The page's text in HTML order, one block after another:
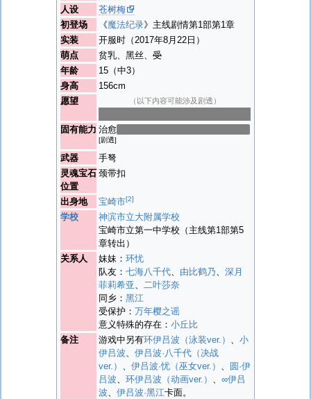
人设
苍树梅
初登场
《魔法纪录》主线剧情第1部第1章
实装
开服时（2017年8月22日）
萌点
贫乳、黑丝、 受
年龄
15（中3）
身高
156cm
愿望
（以下内容可能涉及剧透）
固有能力 治愈
[剧透]
武器
手弩
灵魂宝石
位置
颈带扣
出身地 宝崎市[2]
学校
神滨市立大附属学校
宝崎市立第一中学校（主线第1部第5
章转出）
关系人
妹妹： 环忧
队友： 七海八千代、 由比鹤乃、 深月
菲莉希亚、 二叶莎奈
同乡： 黑江
受保护： 万年樱之谣
意义特殊的存在： 小丘比
备注
游戏中另有环伊吕波（泳装ver.） 、 小
伊吕波、 伊吕波·八千代（决战
ver.） 、 伊吕波·忧（巫女ver.） 、
圆·伊
吕波、 环伊吕波（动画ver.） 、 ∞伊吕
波、 伊吕波·黑江卡面。